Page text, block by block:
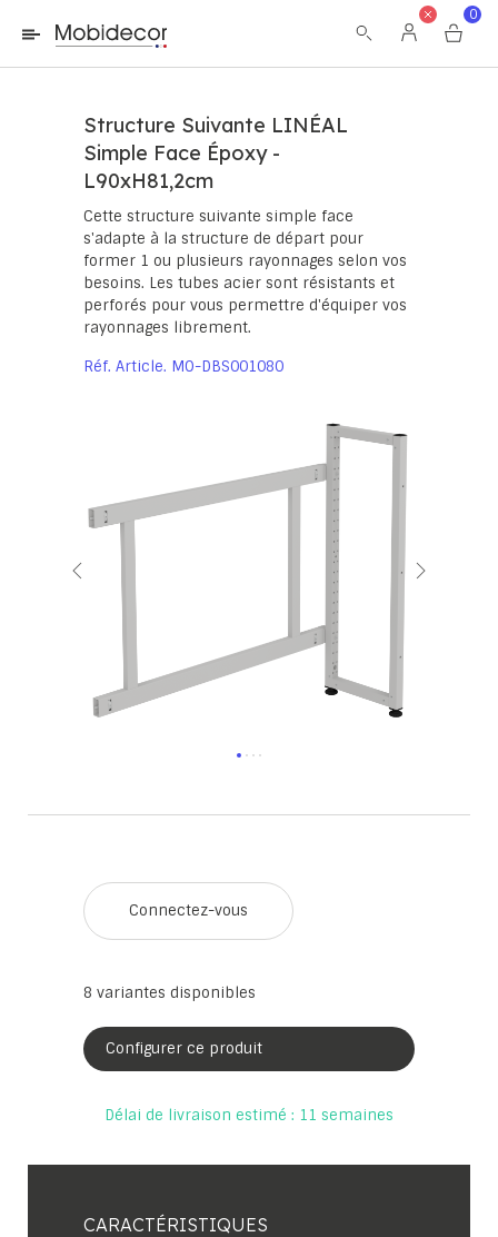
La boutique ne fonctionnera pas correctement dans le cas où
les cookies sont désactivés.
0
Structure Suivante LINÉAL
Simple Face Époxy -
L90xH81,2cm
Cette structure suivante simple face
s'adapte à la structure de départ pour
former 1 ou plusieurs rayonnages selon vos
besoins. Les tubes acier sont résistants et
perforés pour vous permettre d'équiper vos
rayonnages librement.
Réf. Article MO-DBS001080
Connectez-vous
8 variantes disponibles
Configurer ce produit
Délai de livraison estimé : 11 semaines
CARACTÉRISTIQUES